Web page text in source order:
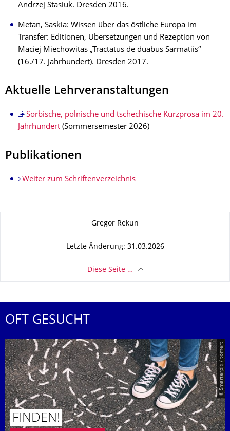
Andrzej Stasiuk. Dresden 2016.
Metan, Saskia: Wissen über das östliche Europa im
Transfer: Editionen, Übersetzungen und Rezeption von
Maciej Miechowitas „Tractatus de duabus Sarmatiis“
(16./17. Jahrhundert). Dresden 2017.
Aktuelle Lehrveranstaltungen
Sorbische, polnische und tschechische Kurzprosa im 20.
Jahrhundert (Sommersemester 2026)
Publikationen
Weiter zum Schriftenverzeichnis
Gregor Rekun
Letzte Änderung: 31.03.2026
Diese Seite …
OFT GESUCHT
© Smarterpix / tomert
FINDEN!